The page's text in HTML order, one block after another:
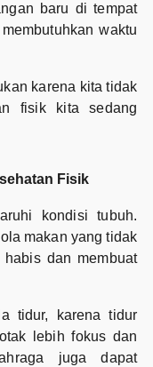
baru di tempat
waktu
karena kita tidak
fisik kita sedang
Fisik
kondisi tubuh.
makan yang tidak
dan membuat
tidur, karena tidur
lebih fokus dan
juga dapat